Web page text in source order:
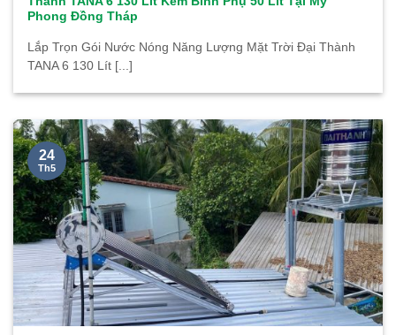
Phong Đồng Tháp
Lắp Trọn Gói Nước Nóng Năng Lượng Mặt Trời Đại Thành
TANA 6 130 Lít [...]
24
Th5